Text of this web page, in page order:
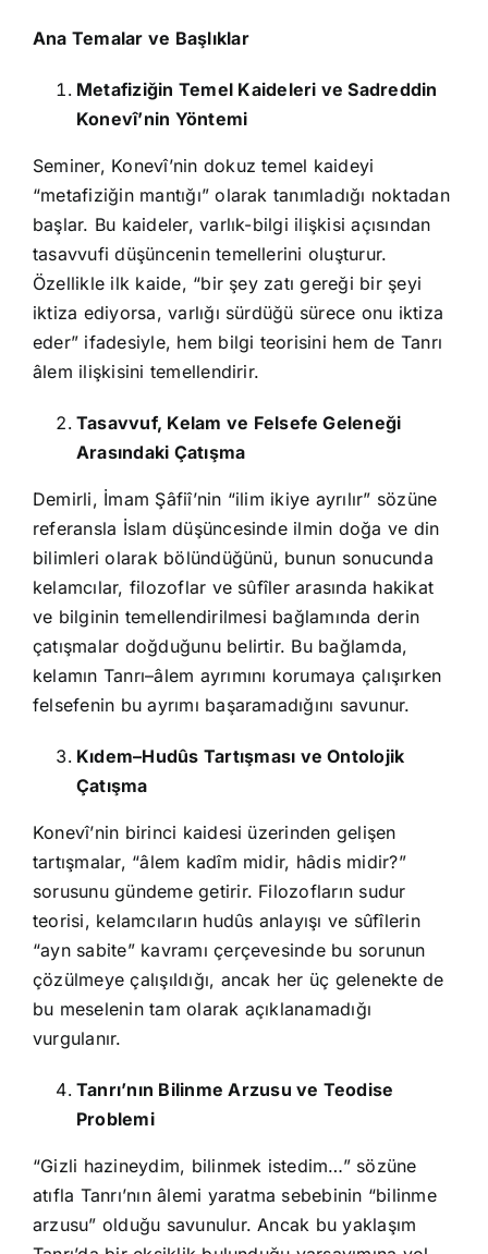
Ana Temalar ve Başlıklar
Metafiziğin Temel Kaideleri ve Sadreddin
Konevî’nin Yöntemi
Seminer, Konevî’nin dokuz temel kaideyi
“metafiziğin mantığı” olarak tanımladığı noktadan
başlar. Bu kaideler, varlık-bilgi ilişkisi açısından
tasavvufi düşüncenin temellerini oluşturur.
Özellikle ilk kaide, “bir şey zatı gereği bir şeyi
iktiza ediyorsa, varlığı sürdüğü sürece onu iktiza
eder” ifadesiyle, hem bilgi teorisini hem de Tanrı
âlem ilişkisini temellendirir.
Tasavvuf, Kelam ve Felsefe Geleneği
Arasındaki Çatışma
Demirli, İmam Şâfiî’nin “ilim ikiye ayrılır” sözüne
referansla İslam düşüncesinde ilmin doğa ve din
bilimleri olarak bölündüğünü, bunun sonucunda
kelamcılar, filozoflar ve sûfîler arasında hakikat
ve bilginin temellendirilmesi bağlamında derin
çatışmalar doğduğunu belirtir. Bu bağlamda,
kelamın Tanrı–âlem ayrımını korumaya çalışırken
felsefenin bu ayrımı başaramadığını savunur.
Kıdem–Hudûs Tartışması ve Ontolojik
Çatışma
Konevî’nin birinci kaidesi üzerinden gelişen
tartışmalar, “âlem kadîm midir, hâdis midir?”
sorusunu gündeme getirir. Filozofların sudur
teorisi, kelamcıların hudûs anlayışı ve sûfîlerin
“ayn sabite” kavramı çerçevesinde bu sorunun
çözülmeye çalışıldığı, ancak her üç gelenekte de
bu meselenin tam olarak açıklanamadığı
vurgulanır.
Tanrı’nın Bilinme Arzusu ve Teodise
Problemi
“Gizli hazineydim, bilinmek istedim…” sözüne
atıfla Tanrı’nın âlemi yaratma sebebinin “bilinme
arzusu” olduğu savunulur. Ancak bu yaklaşım